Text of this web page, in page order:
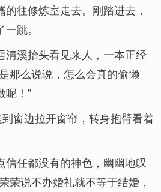
往修炼室走去。刚踏进去，
跳。
清溪抬头看见来人，一本正经
那么说说，怎么会真的偷懒
呢！”
到窗边拉开窗帘，转身抱臂看着
信任都没有的神色，幽幽地叹
荣说不办婚礼就不等于结婚，